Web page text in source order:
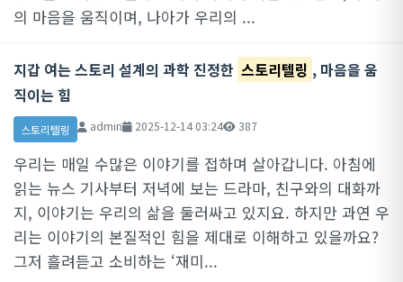
의 마음을 움직이며, 나아가 우리의 ...
지갑 여는 스토리 설계의 과학 진정한 스토리텔링 , 마음을 움
직이는 힘
스토리텔링 admin 2025-12-14 03:24 387
우리는 매일 수많은 이야기를 접하며 살아갑니다. 아침에
읽는 뉴스 기사부터 저녁에 보는 드라마, 친구와의 대화까
지, 이야기는 우리의 삶을 둘러싸고 있지요. 하지만 과연 우
리는 이야기의 본질적인 힘을 제대로 이해하고 있을까요?
그저 흘려듣고 소비하는 ‘재미...